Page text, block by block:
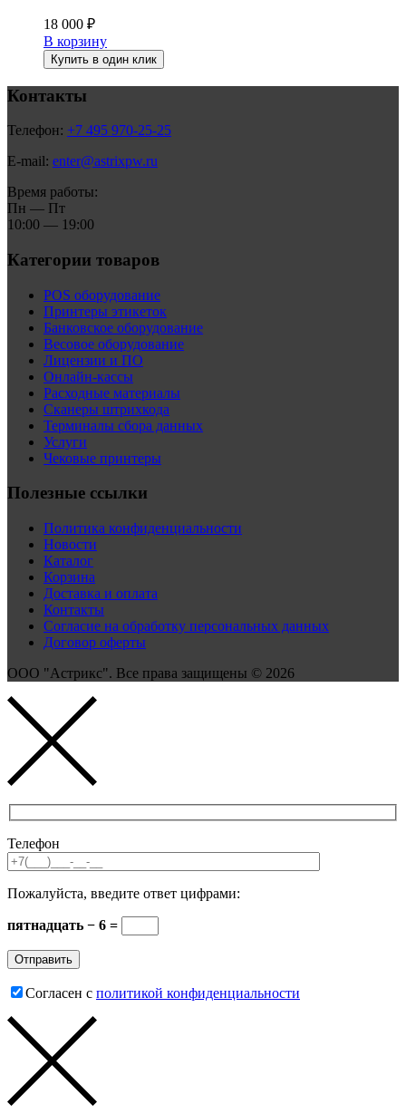
18 000 ₽
В корзину
Купить в один клик
Контакты
Телефон: +7 495 970-25-25
E-mail: enter@astrixpw.ru
Время работы:
Пн — Пт
10:00 — 19:00
Категории товаров
POS оборудование
Принтеры этикеток
Банковское оборудование
Весовое оборудование
Лицензии и ПО
Онлайн-кассы
Расходные материалы
Сканеры штрихкода
Терминалы сбора данных
Услуги
Чековые принтеры
Полезные ссылки
Политика конфиденциальности
Новости
Каталог
Корзина
Доставка и оплата
Контакты
Согласие на обработку персональных данных
Договор оферты
ООО "Астрикс". Все права защищены © 2026
Телефон
Пожалуйста, введите ответ цифрами:
пятнадцать − 6 =
Согласен с политикой конфиденциальности